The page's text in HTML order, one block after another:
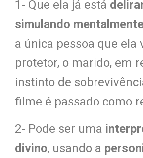
1- Que ela já está
simulando mentalmente
a única pessoa que ela
protetor, o marido, em
instinto de
filme é passado como
2- Pode ser uma
divino, usando a